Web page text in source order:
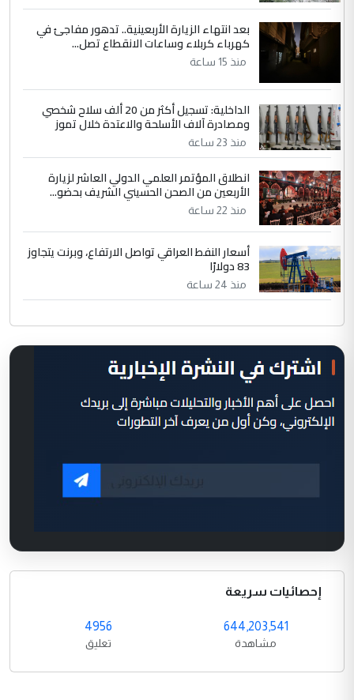
بعد انتهاء الزيارة الأربعينية.. تدهور مفاجئ في
كهرباء كربلاء وساعات الانقطاع تصل...
منذ 15 ساعة
الداخلية: تسجيل أكثر من 20 ألف سلاح شخصي
ومصادرة آلاف الأسلحة والاعتدة خلال تموز
منذ 23 ساعة
انطلاق المؤتمر العلمي الدولي العاشر لزيارة
الأربعين من الصحن الحسيني الشريف بحضو...
منذ 22 ساعة
أسعار النفط العراقي تواصل الارتفاع، وبرنت يتجاوز
83 دولارًا
منذ 24 ساعة
إحصائيات سريعة
644,203,541
مشاهدة
4956
تعليق